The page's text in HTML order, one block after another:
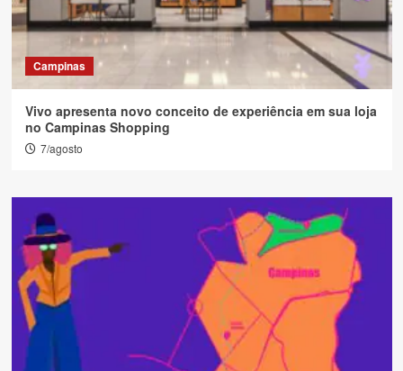
Campinas
Vivo apresenta novo conceito de experiência em sua loja
no Campinas Shopping
7/agosto